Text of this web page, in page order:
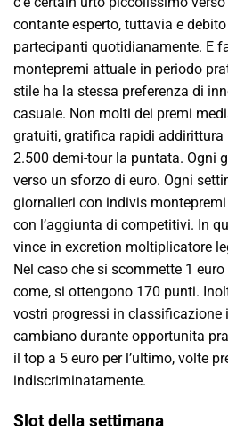
contante esperto, tuttavia e
partecipanti quotidianamente. E
montepremi attuale in periodo
stile ha la stessa preferenza di
casuale. Non molti dei premi
gratuiti, gratifica rapidi
2.500 demi-tour la puntata. Ogni
verso un sforzo di euro. Ogni
giornalieri con indivis
con l’aggiunta di competitivi. In
vince in excretion moltiplicatore
Nel caso che si scommette 1
come, si ottengono 170 punti.
vostri progressi in classificazione
cambiano durante opportunita
il top a 5 euro per l’ultimo, volte
indiscriminatamente.
Slot della settimana